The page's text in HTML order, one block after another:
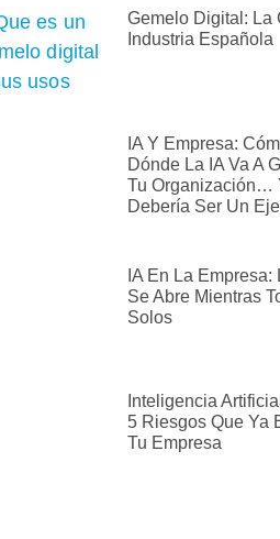
Gemelo Digital: La
Industria Española
IA Y Empresa:
Dónde La IA Va A
Tu Organización…
Debería Ser Un
IA En La
Se Abre Mientras
Solos
Inteligencia
5 Riesgos Que Ya
Tu Empresa